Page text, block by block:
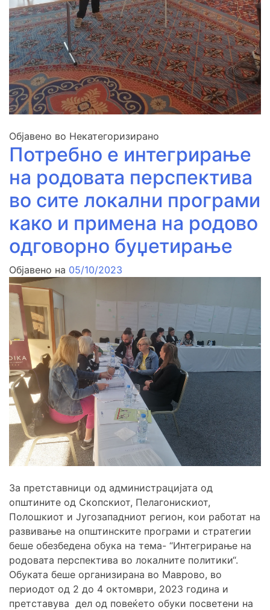
Објавено во Некатегоризирано
Потребно е интегрирање
на родовата перспектива
во сите локални програми
како и примена на родово
одговорно буџетирање
Објавено на 05/10/2023
За претставници од администрацијата од
општините од Скопскиот, Пелагонискиот,
Полошкиот и Југозападниот регион, кои работат на
развивање на општинските програми и стратегии
беше обезбедена обука на тема- “Интегрирање на
родовата перспектива во локалните политики“.
Обуката беше организирана во Маврово, во
периодот од 2 до 4 октомври, 2023 година и
претставува дел од повеќето обуки посветени на